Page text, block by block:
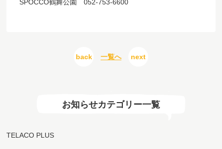
SPOCCO鶴舞公園 052-753-6600
back 一覧へ next
お知らせカテゴリー一覧
TELACO PLUS